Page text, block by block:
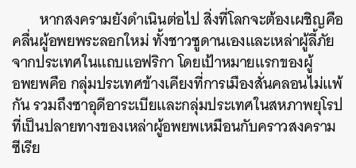
หากสงครามยังดำเนินต่อไป สิ่งที่โลกจะต้องเผชิญคือ
คลื่นผู้อพยพระลอกใหม่ ทั้งชาวซูดานเองและเหล่าผู้ลี้ภัย
จากประเทศในแถบแอฟริกา โดยเป้าหมายแรกของผู้
อพยพคือ กลุ่มประเทศข้างเคียงที่การเมืองสั่นคลอนไม่แพ้
กัน รวมถึงซาอุดีอาระเบียและกลุ่มประเทศในสหภาพยุโรป
ที่เป็นปลายทางของเหล่าผู้อพยพเหมือนกับคราวสงคราม
ซีเรีย